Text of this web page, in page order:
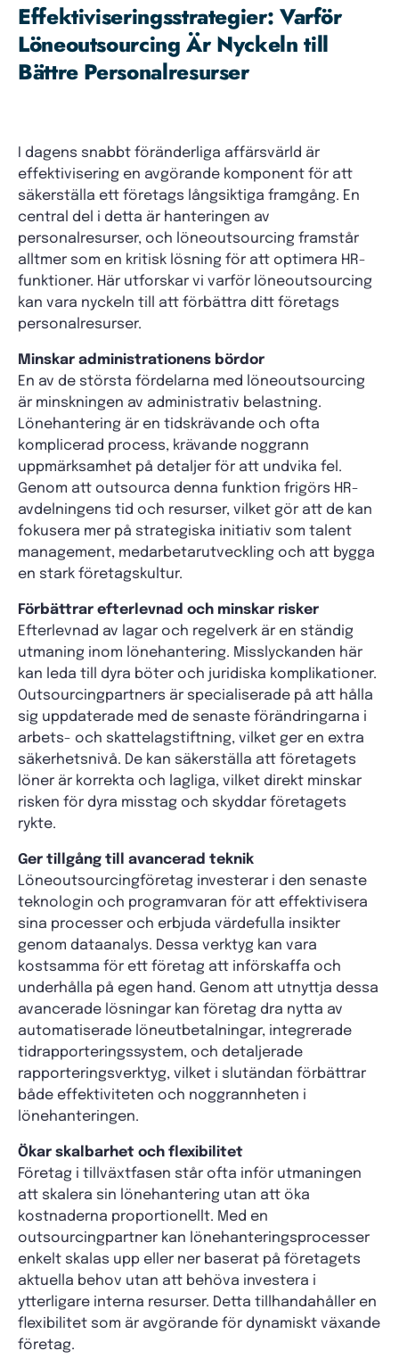
Effektiviseringsstrategier: Varför
Löneoutsourcing Är Nyckeln till
Bättre Personalresurser
I dagens snabbt föränderliga affärsvärld är
effektivisering en avgörande komponent för att
säkerställa ett företags långsiktiga framgång. En
central del i detta är hanteringen av
personalresurser, och löneoutsourcing framstår
alltmer som en kritisk lösning för att optimera HR-
funktioner. Här utforskar vi varför löneoutsourcing
kan vara nyckeln till att förbättra ditt företags
personalresurser.
Minskar administrationens bördor
En av de största fördelarna med löneoutsourcing
är minskningen av administrativ belastning.
Lönehantering är en tidskrävande och ofta
komplicerad process, krävande noggrann
uppmärksamhet på detaljer för att undvika fel.
Genom att outsourca denna funktion frigörs HR-
avdelningens tid och resurser, vilket gör att de kan
fokusera mer på strategiska initiativ som talent
management, medarbetarutveckling och att bygga
en stark företagskultur.
Förbättrar efterlevnad och minskar risker
Efterlevnad av lagar och regelverk är en ständig
utmaning inom lönehantering. Misslyckanden här
kan leda till dyra böter och juridiska komplikationer.
Outsourcingpartners är specialiserade på att hålla
sig uppdaterade med de senaste förändringarna i
arbets- och skattelagstiftning, vilket ger en extra
säkerhetsnivå. De kan säkerställa att företagets
löner är korrekta och lagliga, vilket direkt minskar
risken för dyra misstag och skyddar företagets
rykte.
Ger tillgång till avancerad teknik
Löneoutsourcingföretag investerar i den senaste
teknologin och programvaran för att effektivisera
sina processer och erbjuda värdefulla insikter
genom dataanalys. Dessa verktyg kan vara
kostsamma för ett företag att införskaffa och
underhålla på egen hand. Genom att utnyttja dessa
avancerade lösningar kan företag dra nytta av
automatiserade löneutbetalningar, integrerade
tidrapporteringssystem, och detaljerade
rapporteringsverktyg, vilket i slutändan förbättrar
både effektiviteten och noggrannheten i
lönehanteringen.
Ökar skalbarhet och flexibilitet
Företag i tillväxtfasen står ofta inför utmaningen
att skalera sin lönehantering utan att öka
kostnaderna proportionellt. Med en
outsourcingpartner kan lönehanteringsprocesser
enkelt skalas upp eller ner baserat på företagets
aktuella behov utan att behöva investera i
ytterligare interna resurser. Detta tillhandahåller en
flexibilitet som är avgörande för dynamiskt växande
företag.